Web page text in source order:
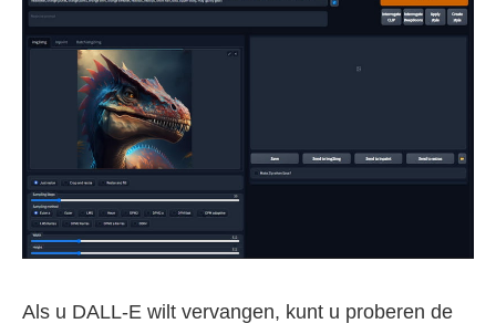
Als u DALL-E wilt vervangen, kunt u proberen de